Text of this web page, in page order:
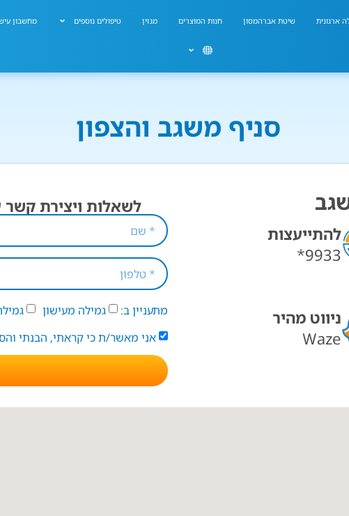
ארגונית שיטת אברהמסון חנות המוצרים מגזין טיפולים נוספים מחשבון
סניף משגב והצפון
להתייעצות
*9933
ניווט מהיר
Waze
לשאלות ויצירת קשר
מתעניין ב: גמילה מעישון
אני מאשר/ת כי קראתי, הבנתי